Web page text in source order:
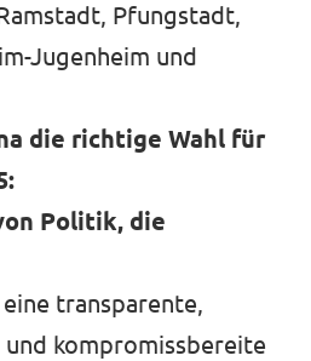
Pfungstadt,
Jugenheim und
die richtige Wahl für
Politik, die
transparente,
kompromissbereite